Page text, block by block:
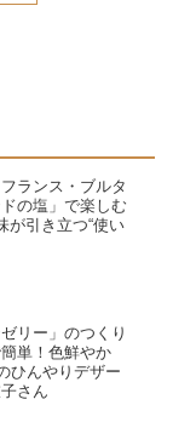
ランス・ブルタ
の塩」で楽しむ
が引き立つ“使い
リー」のつくり
単！色鮮やか
ひんやりデザー
さん